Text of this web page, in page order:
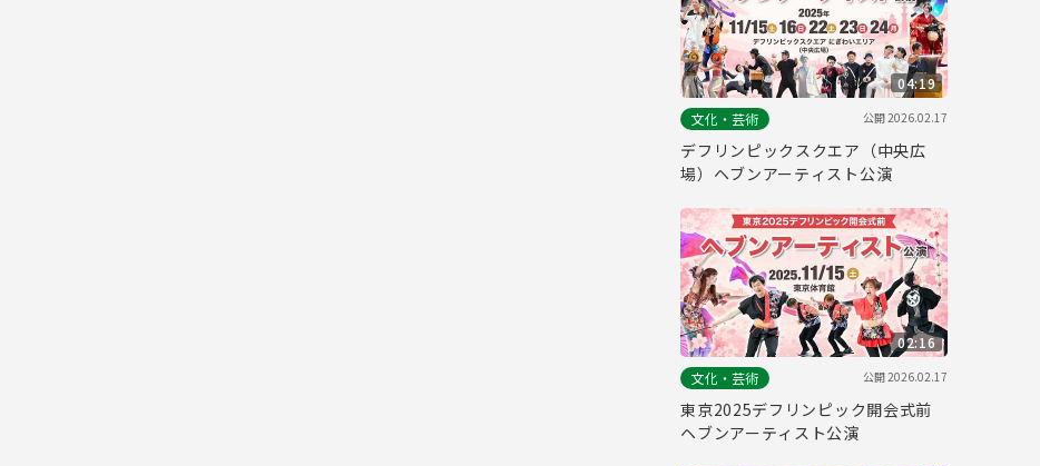
04:19
文化・芸術
公開2026.02.17
デフリンピックスクエア（中央広
場）ヘブンアーティスト公演
02:16
文化・芸術
公開2026.02.17
東京2025デフリンピック開会式前
ヘブンアーティスト公演